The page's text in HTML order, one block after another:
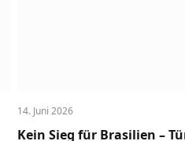
14. Juni 2026
Kein Sieg für Brasilien –